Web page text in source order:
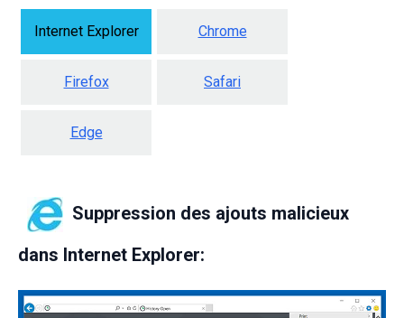
Internet Explorer Chrome
Firefox Safari
Edge
Suppression des ajouts malicieux
dans Internet Explorer: